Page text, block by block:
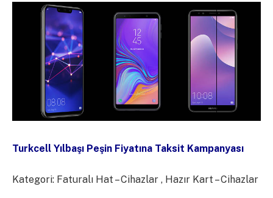
Turkcell Yılbaşı Peşin Fiyatına Taksit Kampanyası
Kategori: Faturalı Hat – Cihazlar , Hazır Kart – Cihazlar